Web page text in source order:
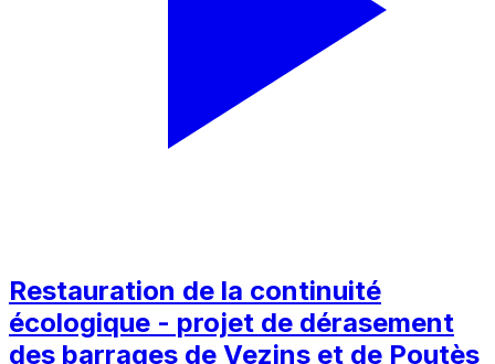
Restauration de la continuité
écologique - projet de dérasement
des barrages de Vezins et de Poutès